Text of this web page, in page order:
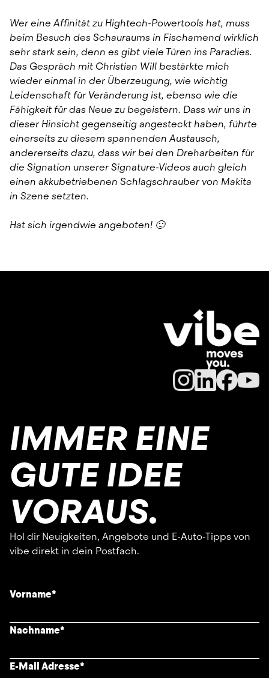
Wer eine Affinität zu Hightech-Powertools hat, muss
beim Besuch des Schauraums in Fischamend wirklich
sehr stark sein, denn es gibt viele Türen ins Paradies.
Das Gespräch mit Christian Will bestärkte mich
wieder einmal in der Überzeugung, wie wichtig
Leidenschaft für Veränderung ist, ebenso wie die
Fähigkeit für das Neue zu begeistern. Dass wir uns in
dieser Hinsicht gegenseitig angesteckt haben, führte
einerseits zu diesem spannenden Austausch,
andererseits dazu, dass wir bei den Dreharbeiten für
die Signation unserer Signature-Videos auch gleich
einen akkubetriebenen Schlagschrauber von Makita
in Szene setzten.
Hat sich irgendwie angeboten! 🙂
IMMER EINE
GUTE IDEE
VORAUS.
Hol dir Neuigkeiten, Angebote und E-Auto-Tipps von
vibe direkt in dein Postfach.
Vorname*
Nachname*
E-Mail Adresse*